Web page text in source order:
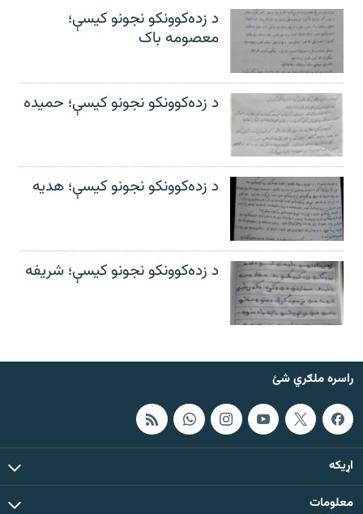
د زده‌کوونکو نجونو کیسې؛
معصومه باک
د زده‌کوونکو نجونو کیسې؛ حمیده
د زده‌کوونکو نجونو کیسې؛ هدیه
د زده‌کوونکو نجونو کیسې؛ شریفه
راسره ملګري شئ
اړيکه
معلومات